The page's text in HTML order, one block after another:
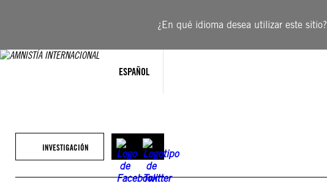
¿En qué idioma desea utilizar este sitio?
ESPAÑOL
INVESTIGACIÓN